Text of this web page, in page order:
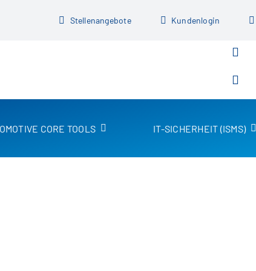
Stellenangebote Kundenlogin
CORE TOOLS IT-SICHERHEIT (ISMS)